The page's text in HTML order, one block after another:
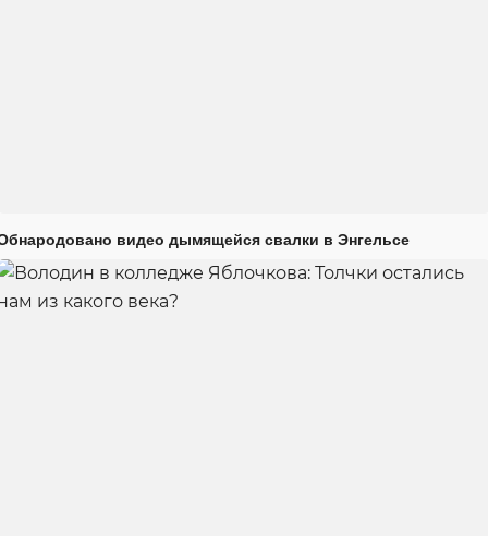
видео дымящейся свалки в Энгельсе